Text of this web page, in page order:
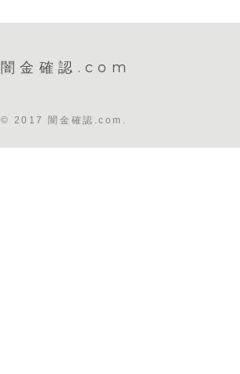
闇金確認.com
© 2017 闇金確認.com.